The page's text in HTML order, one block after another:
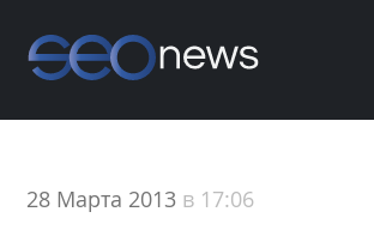
28 Марта 2013 в 17:06